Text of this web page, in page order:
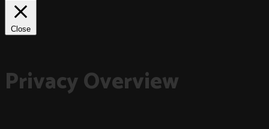
Close
Privacy Overview